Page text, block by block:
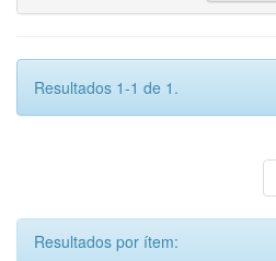
Resultados 1-1 de 1.
Resultados por ítem: